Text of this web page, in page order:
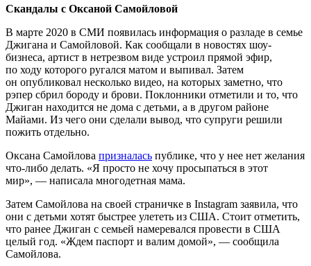
Скандалы с Оксаной Самойловой
В марте 2020 в СМИ появилась информация о разладе в семье
Джигана и Самойловой. Как сообщали в новостях шоу-
бизнеса, артист в нетрезвом виде устроил прямой эфир,
по ходу которого ругался матом и выпивал. Затем
он опубликовал несколько видео, на которых заметно, что
рэпер сбрил бороду и брови. Поклонники отметили и то, что
Джиган находится не дома с детьми, а в другом районе
Майами. Из чего они сделали вывод, что супруги решили
пожить отдельно.
Оксана Самойлова призналась публике, что у нее нет желания
что-либо делать. «Я просто не хочу просыпаться в этот
мир», — написала многодетная мама.
Затем Самойлова на своей страничке в Instagram заявила, что
они с детьми хотят быстрее улететь из США. Стоит отметить,
что ранее Джиган с семьей намеревался провести в США
целый год. «Ждем паспорт и валим домой», — сообщила
Самойлова.